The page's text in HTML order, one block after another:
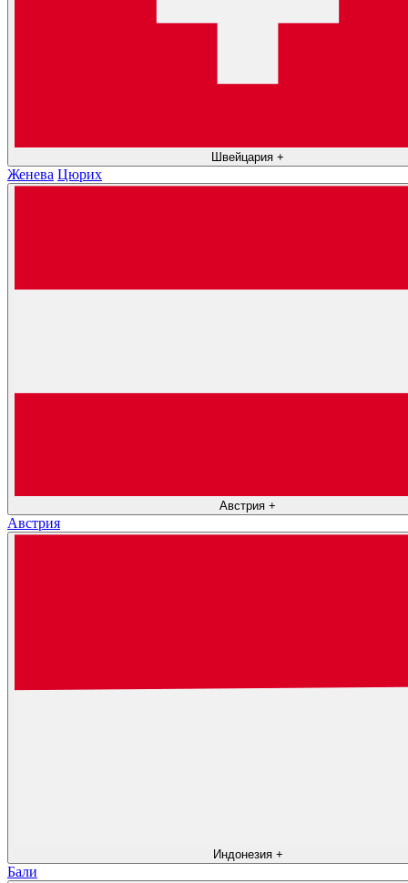
Швейцария +
Женева Цюрих
Австрия +
Австрия
Индонезия +
Бали